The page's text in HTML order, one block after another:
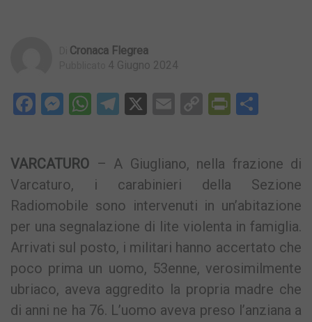
Cronaca Flegrea
4 Giugno 2024
Facebook
Messenger
WhatsApp
Telegram
X EmailCopy
VARCATURO – A Giugliano, nella frazione di
Varcaturo, i carabinieri della Sezione
Radiomobile sono intervenuti in un’abitazione
per una segnalazione di lite violenta in famiglia.
Arrivati sul posto, i militari hanno accertato che
poco prima un uomo, 53enne, verosimilmente
ubriaco, aveva aggredito la propria madre che
di anni ne ha 76. L’uomo aveva preso l’anziana a